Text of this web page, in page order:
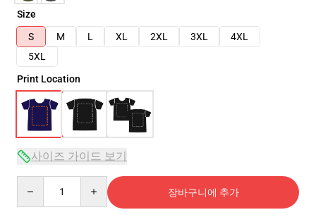
Size
S
M L XL 2XL 3XL
4XL
5XL
Print Location
사이즈 가이드 보기
장바구니에 추가